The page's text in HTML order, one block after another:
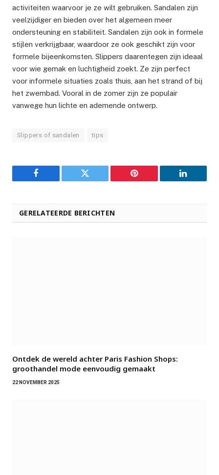
activiteiten waarvoor je ze wilt gebruiken. Sandalen zijn
veelzijdiger en bieden over het algemeen meer
ondersteuning en stabiliteit. Sandalen zijn ook in formele
stijlen verkrijgbaar, waardoor ze ook geschikt zijn voor
formele bijeenkomsten. Slippers daarentegen zijn ideaal
voor wie gemak en luchtigheid zoekt. Ze zijn perfect
voor informele situaties zoals thuis, aan het strand of bij
het zwembad. Vooral in de zomer zijn ze populair
vanwege hun lichte en ademende ontwerp.
Slippers of sandalen tips
Facebook Twitter Pinterest LinkedIn
GERELATEERDE BERICHTEN
Ontdek de wereld achter Paris Fashion Shops:
groothandel mode eenvoudig gemaakt
22 NOVEMBER 2025